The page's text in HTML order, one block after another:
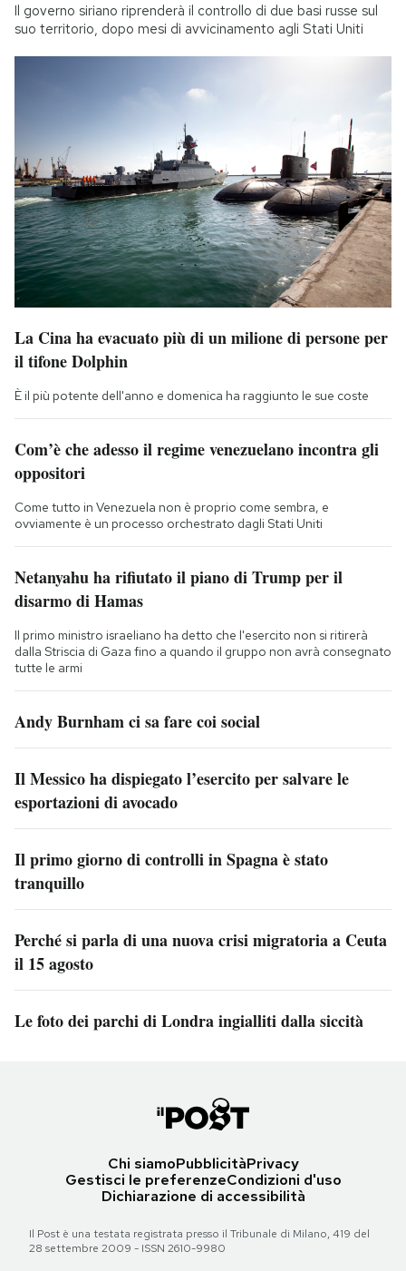
Il governo siriano riprenderà il controllo di due basi russe sul
suo territorio, dopo mesi di avvicinamento agli Stati Uniti
La Cina ha evacuato più di un milione di persone per
il tifone Dolphin
È il più potente dell'anno e domenica ha raggiunto le sue coste
Com’è che adesso il regime venezuelano incontra gli
oppositori
Come tutto in Venezuela non è proprio come sembra, e
ovviamente è un processo orchestrato dagli Stati Uniti
Netanyahu ha rifiutato il piano di Trump per il
disarmo di Hamas
Il primo ministro israeliano ha detto che l'esercito non si ritirerà
dalla Striscia di Gaza fino a quando il gruppo non avrà consegnato
tutte le armi
Andy Burnham ci sa fare coi social
Il Messico ha dispiegato l’esercito per salvare le
esportazioni di avocado
Il primo giorno di controlli in Spagna è stato
tranquillo
Perché si parla di una nuova crisi migratoria a Ceuta
il 15 agosto
Le foto dei parchi di Londra ingialliti dalla siccità
Chi siamoPubblicitàPrivacy
Gestisci le preferenzeCondizioni d'uso
Dichiarazione di accessibilità
Il Post è una testata registrata presso il Tribunale di Milano, 419 del
28 settembre 2009 - ISSN 2610-9980